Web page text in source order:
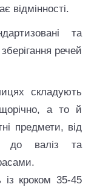
відмінності.
та
речей
складують
а то й
предмети, від
до валіз та
із кроком 35-45